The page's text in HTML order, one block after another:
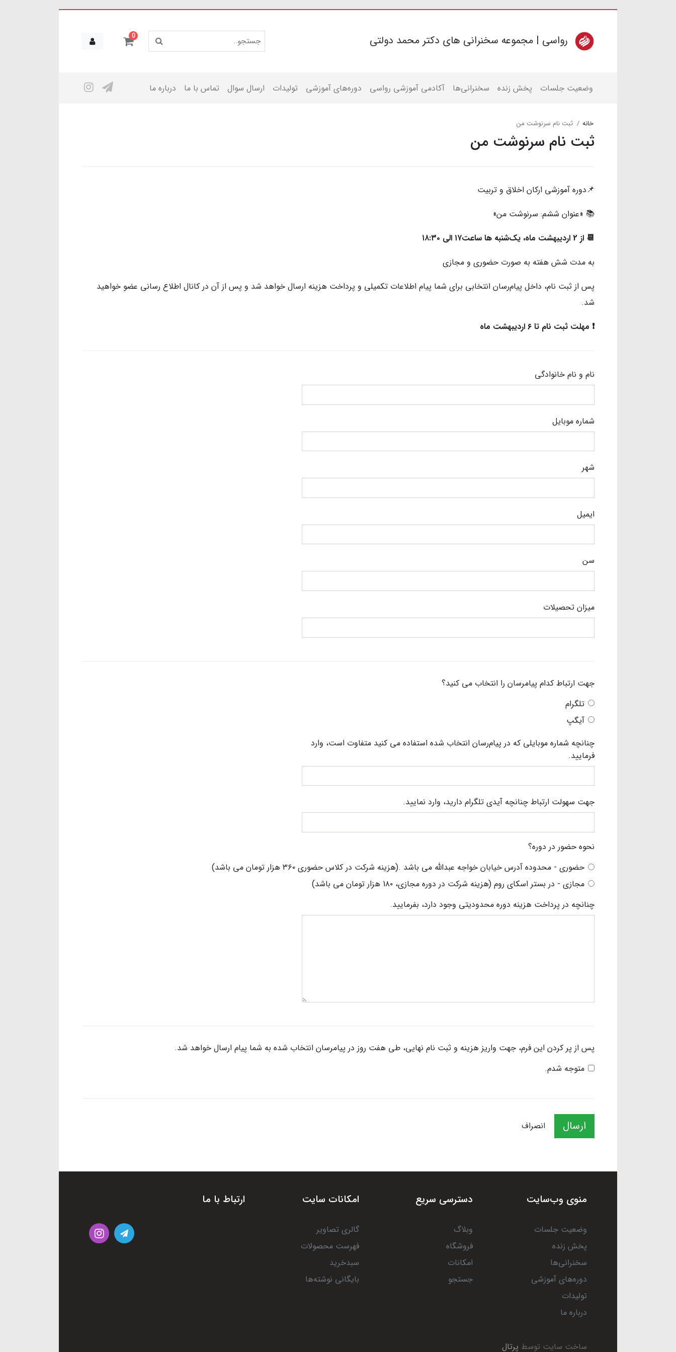
رواسی | مجموعه سخنرانی های دکتر محمد دولتی 0
وضعیت جلسات پخش زنده سخنرانی‌ها آکادمی آموزشی رواسی دوره‌های آموزشی تولیدات ارسال سوال تماس با ما درباره ما
خانه ثبت نام سرنوشت من
ثبت نام سرنوشت من
📌دوره آموزشی ارکان اخلاق و تربیت
📚 «عنوان ششم: سرنوشت من»
📆 از 2 اردیبهشت ماه، یک‌شنبه ها ساعت۱۷ الی ۱۸:۳۰
به مدت شش هفته به صورت حضوری و مجازی
پس از ثبت نام، داخل پیام‌رسان انتخابی برای شما پیام اطلاعات تکمیلی و پرداخت هزینه ارسال خواهد شد و پس از آن در کانال اطلاع رسانی عضو خواهید
شد‌.
❗️ مهلت ثبت نام تا ۶ اردیبهشت ماه
نام و نام خانوادگی
شماره موبایل
شهر
ایمیل
سن
میزان تحصیلات
جهت ارتباط کدام پیامرسان را انتخاب می کنید؟
تلگرام
آیگپ
چنانچه شماره موبایلی که در پیام‌رسان انتخاب شده استفاده می کنید متفاوت است، وارد
فرمایید.
جهت سهولت ارتباط چنانچه آیدی تلگرام دارید، وارد نمایید.
نحوه حضور در دوره؟
حضوری - محدوده آدرس خیابان خواجه عبدالله می باشد .(هزینه شرکت در کلاس حضوری ۳۶۰ هزار تومان می باشد)
مجازی - در بستر اسکای روم (هزینه شرکت در دوره مجازی، 1۸۰ هزار تومان می باشد)
چنانچه در پرداخت هزینه دوره محدودیتی وجود دارد، بفرمایید.
پس از پر کردن این فرم، جهت واریز هزینه و ثبت نام نهایی، طی هفت روز در پیامرسان انتخاب شده به شما پیام ارسال خواهد شد.
متوجه شدم.
ارسال انصراف
منوی وب‌سایت
وضعیت جلسات
پخش زنده
سخنرانی‌ها
دوره‌های آموزشی
تولیدات
درباره ما
دسترسی سریع
وبلاگ
فروشگاه
امکانات
جستجو
امکانات سایت
گالری تصاویر
فهرست محصولات
سبدخرید
بایگانی نوشته‌ها
ارتباط با ما
ساخت سایت توسط پرتال